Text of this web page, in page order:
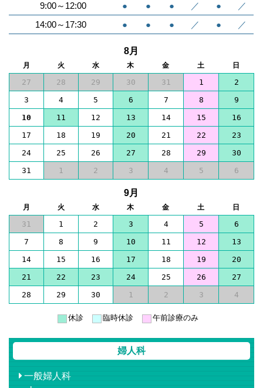
9:00～12:00
● ● ● ／ ●
／
14:00～17:30
● ● ● ／ ● ／
8月
月 火 水 木 金 土 日
27 28 29 30 31 1
2
3
4 5 6 7 8
9
10
11 12 13 14 15
16
17
18 19 20 21 22
23
24
25 26 27 28 29
30
31
1 2 3 4 5 6
9月
月 火 水 木 金 土 日
31 1 2 3 4 5
6
7
8 9 10 11 12
13
14
15 16 17 18 19
20
21
22 23 24 25 26
27
28
29 30 1 2 3 4
休診 臨時休診 午前診療のみ
婦人科
一般婦人科